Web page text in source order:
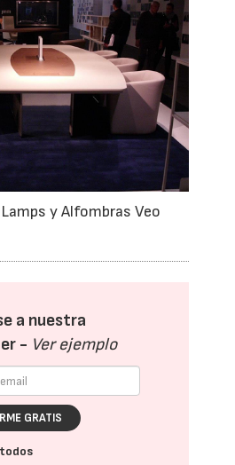
y Alfombras Veo
a nuestra
- Ver ejemplo
GRATIS